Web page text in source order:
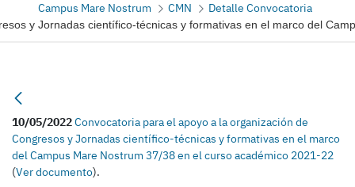
Campus Mare Nostrum CMN Detalle Convocatoria
y Jornadas científico-técnicas y formativas en el marco del
10/05/2022Convocatoria para el apoyo a la organización de
Congresos y Jornadas científico-técnicas y formativas en el marco
del Campus Mare Nostrum 37/38 en el curso académico 2021-22
(Ver documento).